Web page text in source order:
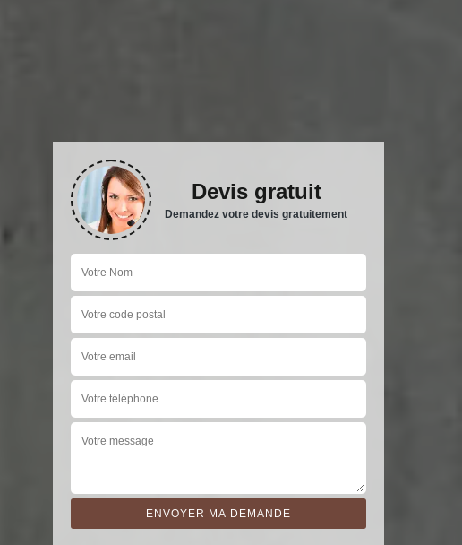
Devis gratuit
Demandez votre devis gratuitement